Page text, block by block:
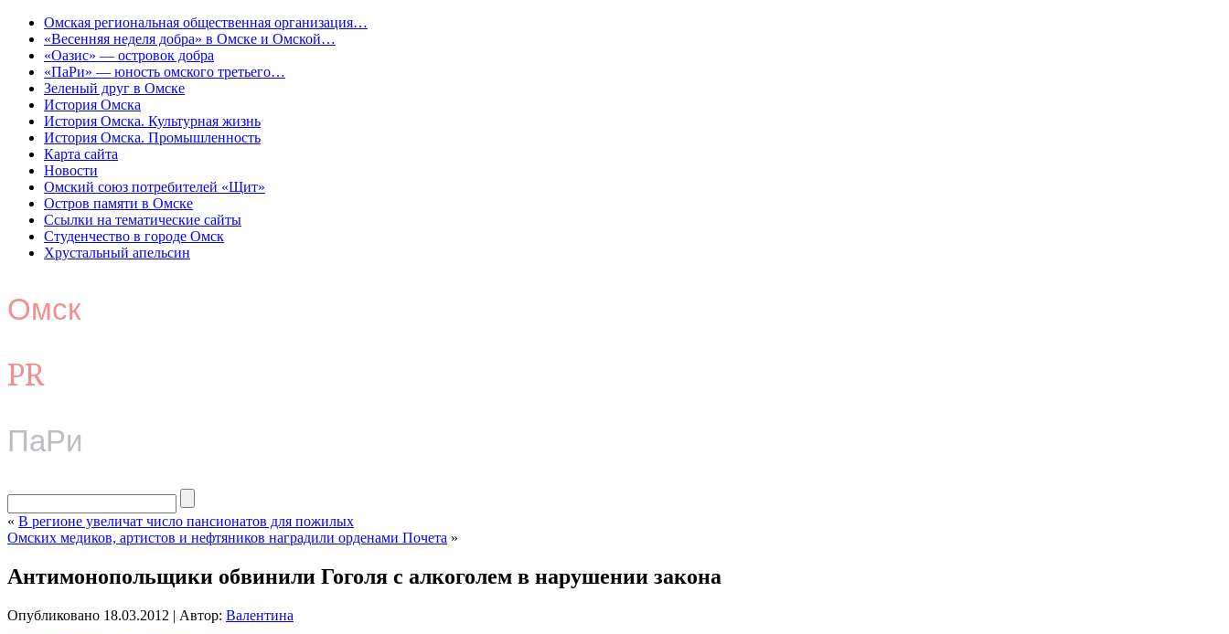
Омская региональная общественная организация…
«Весенняя неделя добра» в Омске и Омской…
«Оазис» — островок добра
«ПаРи» — юность омского третьего…
Зеленый друг в Омске
История Омска
История Омска. Культурная жизнь
История Омска. Промышленность
Карта сайта
Новости
Омский союз потребителей «Щит»
Остров памяти в Омске
Ссылки на тематические сайты
Студенчество в городе Омск
Хрустальный апельсин
Омск
PR
ПаРи
« В регионе увеличат число пансионатов для пожилых
Омских медиков, артистов и нефтяников наградили орденами Почета »
Антимонопольщики обвинили Гоголя с алкоголем в нарушении закона
Опубликовано 18.03.2012 | Автор: Валентина